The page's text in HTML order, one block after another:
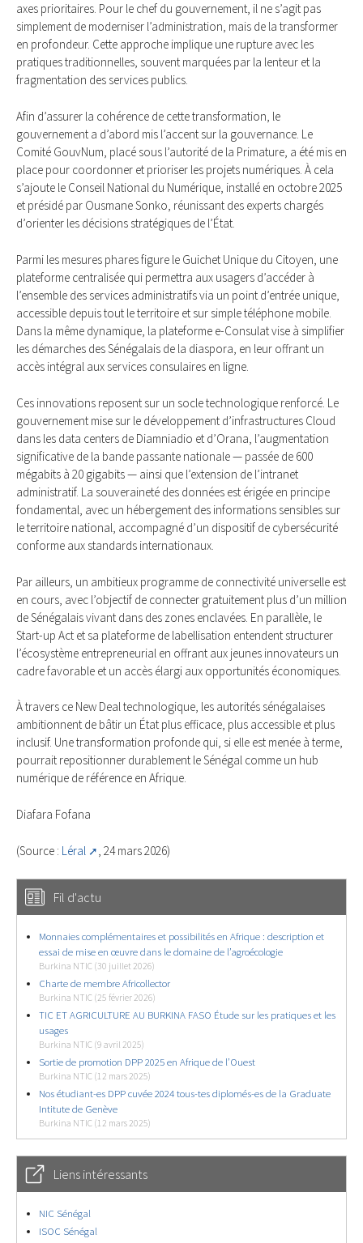
axes prioritaires. Pour le chef du gouvernement, il ne s’agit pas
simplement de moderniser l’administration, mais de la transformer
en profondeur. Cette approche implique une rupture avec les
pratiques traditionnelles, souvent marquées par la lenteur et la
fragmentation des services publics.
Afin d’assurer la cohérence de cette transformation, le
gouvernement a d’abord mis l’accent sur la gouvernance. Le
Comité GouvNum, placé sous l’autorité de la Primature, a été mis en
place pour coordonner et prioriser les projets numériques. À cela
s’ajoute le Conseil National du Numérique, installé en octobre 2025
et présidé par Ousmane Sonko, réunissant des experts chargés
d’orienter les décisions stratégiques de l’État.
Parmi les mesures phares figure le Guichet Unique du Citoyen, une
plateforme centralisée qui permettra aux usagers d’accéder à
l’ensemble des services administratifs via un point d’entrée unique,
accessible depuis tout le territoire et sur simple téléphone mobile.
Dans la même dynamique, la plateforme e-Consulat vise à simplifier
les démarches des Sénégalais de la diaspora, en leur offrant un
accès intégral aux services consulaires en ligne.
Ces innovations reposent sur un socle technologique renforcé. Le
gouvernement mise sur le développement d’infrastructures Cloud
dans les data centers de Diamniadio et d’Orana, l’augmentation
significative de la bande passante nationale — passée de 600
mégabits à 20 gigabits — ainsi que l’extension de l’intranet
administratif. La souveraineté des données est érigée en principe
fondamental, avec un hébergement des informations sensibles sur
le territoire national, accompagné d’un dispositif de cybersécurité
conforme aux standards internationaux.
Par ailleurs, un ambitieux programme de connectivité universelle est
en cours, avec l’objectif de connecter gratuitement plus d’un million
de Sénégalais vivant dans des zones enclavées. En parallèle, le
Start-up Act et sa plateforme de labellisation entendent structurer
l’écosystème entrepreneurial en offrant aux jeunes innovateurs un
cadre favorable et un accès élargi aux opportunités économiques.
À travers ce New Deal technologique, les autorités sénégalaises
ambitionnent de bâtir un État plus efficace, plus accessible et plus
inclusif. Une transformation profonde qui, si elle est menée à terme,
pourrait repositionner durablement le Sénégal comme un hub
numérique de référence en Afrique.
Diafara Fofana
(Source : Léral , 24 mars 2026)
Fil d'actu
Monnaies complémentaires et possibilités en Afrique : description et
essai de mise en œuvre dans le domaine de l’agroécologie
Burkina NTIC (30 juillet 2026)
Charte de membre Africollector
Burkina NTIC (25 février 2026)
TIC ET AGRICULTURE AU BURKINA FASO Étude sur les pratiques et les
usages
Burkina NTIC (9 avril 2025)
Sortie de promotion DPP 2025 en Afrique de l’Ouest
Burkina NTIC (12 mars 2025)
Nos étudiant-es DPP cuvée 2024 tous-tes diplomés-es de la Graduate
Intitute de Genève
Burkina NTIC (12 mars 2025)
Liens intéressants
NIC Sénégal
ISOC Sénégal